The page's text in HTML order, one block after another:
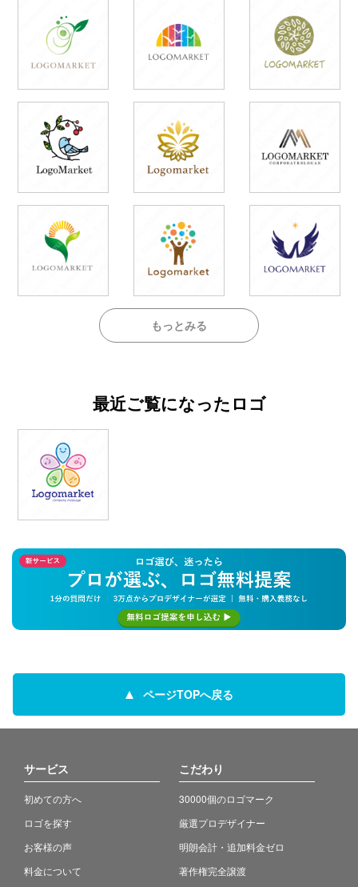
もっとみる
最近ご覧になったロゴ
ページTOPへ戻る
サービス
初めての方へ
ロゴを探す
お客様の声
料金について
こだわり
30000個のロゴマーク
厳選プロデザイナー
明朗会計・追加料金ゼロ
著作権完全譲渡